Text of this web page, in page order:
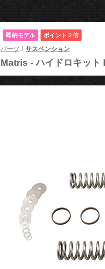
即納モデル ポイント２倍
パーツ / サスペンション
Matris -ハイドロキット